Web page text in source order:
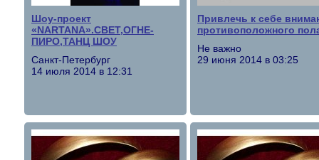
Шоу-проект
«NARTANA».СВЕТ,ОГНЕ-
ПИРО,ТАНЦ ШОУ
Санкт-Петербург
14 июля 2014 в 12:31
Привлечь к себе
противоположного
Не важно
29 июня 2014 в 03:25